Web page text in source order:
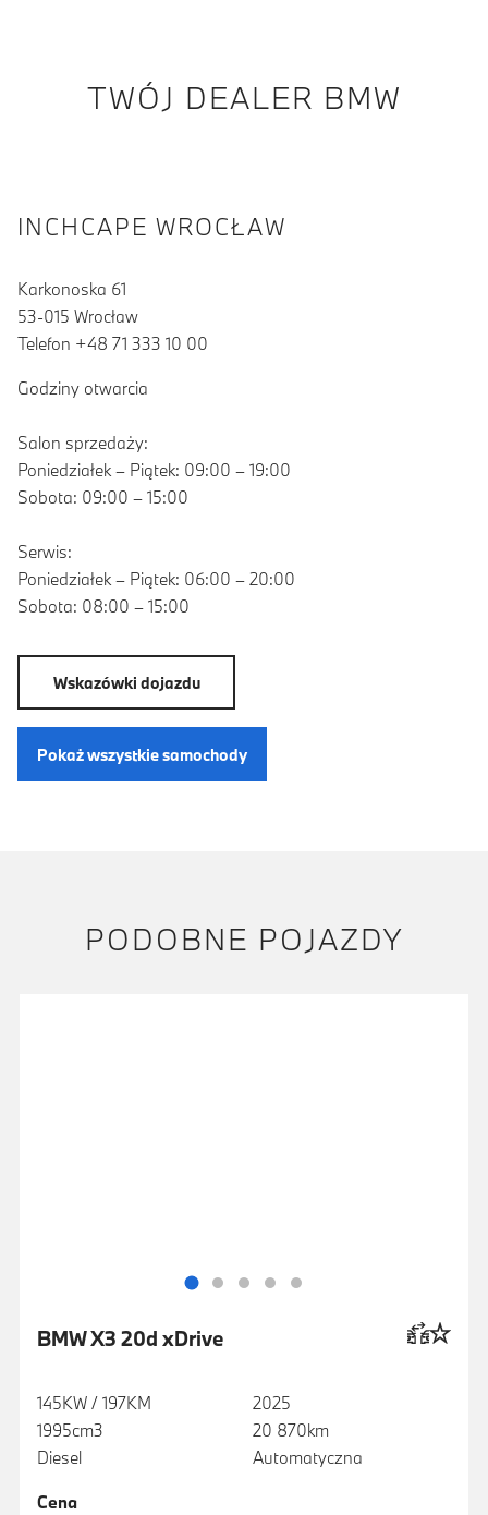
TWÓJ DEALER BMW
INCHCAPE WROCŁAW
Karkonoska 61
53-015 Wrocław
Telefon +48 71 333 10 00
Godziny otwarcia
Salon sprzedaży:
Poniedziałek – Piątek: 09:00 – 19:00
Sobota: 09:00 – 15:00
Serwis:
Poniedziałek – Piątek: 06:00 – 20:00
Sobota: 08:00 – 15:00
Wskazówki dojazdu
Pokaż wszystkie samochody
PODOBNE POJAZDY
BMW X3 20d xDrive
145KW / 197KM
1995cm3
Diesel
2025
20 870km
Automatyczna
Cena